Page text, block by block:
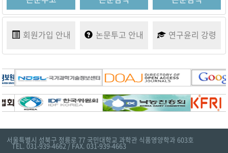
회원가입 안내 논문투고 안내 연구윤리 강령
서울특별시 성북구 정릉로 77 국민대학교 과학관 식품영양학과 603호
TEL. 031-939-4662 / FAX. 031-939-4663